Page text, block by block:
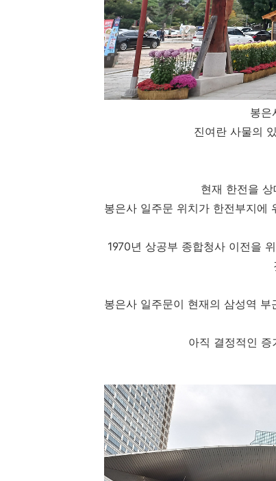
봉은
진여란 사물의
현재 한전을
봉은사 일주문 위치가 한전부지에
1970년 상공부 종합청사 이전을
봉은사 일주문이 현재의 삼성역
아직 결정적인